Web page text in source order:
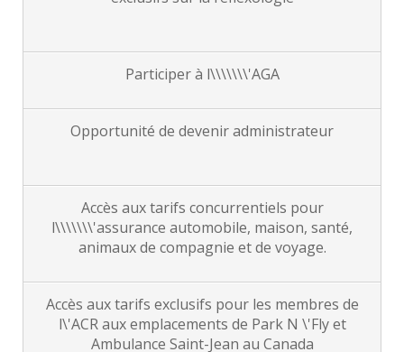
Participer à l\\\\\\\'AGA
Opportunité de devenir administrateur
Accès aux tarifs concurrentiels pour
l\\\\\\\'assurance automobile, maison, santé,
animaux de compagnie et de voyage.
Accès aux tarifs exclusifs pour les membres de
l\'ACR aux emplacements de Park N \'Fly et
Ambulance Saint-Jean au Canada